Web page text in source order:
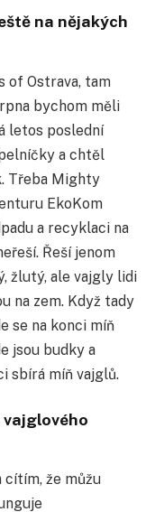
na nějakých
of Ostrava, tam
bychom měli
letos poslední
a chtěl
Třeba Mighty
EkoKom
a recyklaci na
Řeší jenom
žlutý, ale vajgly lidi
na zem. Když tady
se na konci míň
jsou budky a
sbírá míň vajglů.
cítím, že můžu